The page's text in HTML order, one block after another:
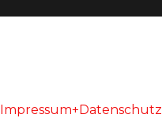
Impressum+Datenschutz